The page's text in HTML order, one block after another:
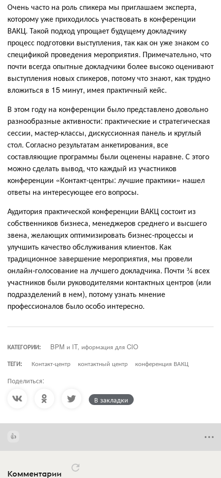
Очень часто на роль спикера мы приглашаем эксперта,
которому уже приходилось участвовать в конференции
ВАКЦ. Такой подход упрощает будущему докладчику
процесс подготовки выступления, так как он уже знаком со
спецификой проведения мероприятия. Примечательно, что
почти всегда опытные докладчики более высоко оценивают
выступления новых спикеров, потому что знают, как трудно
вложиться в 15 минут, имея практичный кейс.
В этом году на конференции было представлено довольно
разнообразные активности: практические и стратегическая
сессии, мастер-классы, дискуссионная панель и круглый
стол. Согласно результатам анкетирования, все
составляющие программы были оценены наравне. С этого
можно сделать вывод, что каждый из участников
конференции «Контакт-центры: лучшие практики» нашел
ответы на интересующее его вопросы.
Аудитория практической конференции ВАКЦ состоит из
собственников бизнеса, менеджеров среднего и высшего
звена, желающих оптимизировать бизнес-процессы и
улучшить качество обслуживания клиентов. Как
традиционное завершение мероприятия, мы провели
онлайн-голосование на лучшего докладчика. Почти ¾ всех
участников были руководителями контактных центров (или
подразделений в нем), потому узнать мнение
профессионалов было особо интересно.
КАТЕГОРИИ:
BPM и IT, иформация для CIO
ТЕГИ:
Контакт-центр контактный центр конференция ВАКЦ
Поделиться:
В закладки
Комментарии